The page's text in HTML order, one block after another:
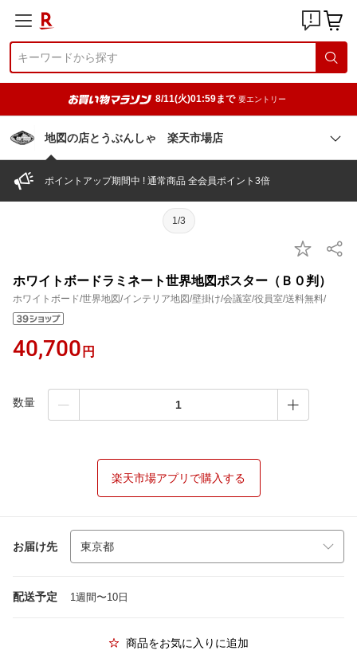
8/11(火)01:59まで 要エントリー
地図の店とうぶんしゃ 楽天市場店
ポイントアップ期間中 ! 通常商品 全会員ポイント3倍
1/3
ホワイトボードラミネート世界地図ポスター（Ｂ０判）
ホワイトボード/世界地図/インテリア地図/壁掛け/会議室/役員室/送料無料/
40,700 円
数量
楽天市場アプリで購入する
お届け先
配送予定 1週間〜10日
商品をお気に入りに追加